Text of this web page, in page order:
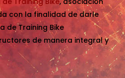
con la finalidad de darle
de Training Bike
de manera integral y